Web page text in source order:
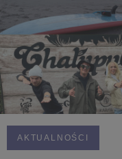
AKTUALNOŚCI